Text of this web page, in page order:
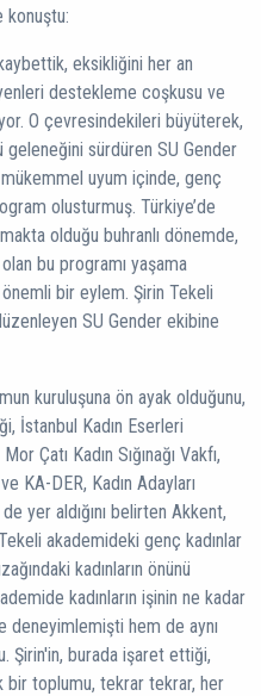
konuştu:
eksikliğini her an
destekleme coşkusu ve
O çevresindekileri büyüterek,
geleneğini sürdüren SU Gender
uyum içinde, genç
olusturmuş. Türkiye’de
olduğu buhranlı dönemde,
bu programı yaşama
bir eylem. Şirin Tekeli
SU Gender ekibine
kuruluşuna ön ayak olduğunu,
İstanbul Kadın Eserleri
Çatı Kadın Sığınağı Vakfı,
KA-DER, Kadın Adayları
yer aldığını belirten Akkent,
akademideki genç kadınlar
kadınların önünü
kadınların işinin ne kadar
deneyimlemişti hem de aynı
Şirin'in, burada işaret ettiği,
bir toplumu, tekrar tekrar, her